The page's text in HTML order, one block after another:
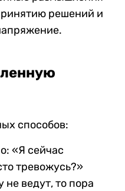
решений и
способов:
«Я сейчас
тревожусь?»
ведут, то пора